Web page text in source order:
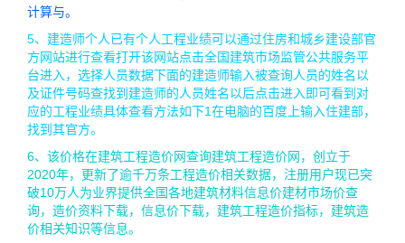
计算与。
5、建造师个人已有个人工程业绩可以通过住房和城乡建设部官
方网站进行查看打开该网站点击全国建筑市场监管公共服务平
台进入，选择人员数据下面的建造师输入被查询人员的姓名以
及证件号码查找到建造师的人员姓名以后点击进入即可看到对
应的工程业绩具体查看方法如下1在电脑的百度上输入住建部，
找到其官方。
6、该价格在建筑工程造价网查询建筑工程造价网，创立于
2020年，更新了逾千万条工程造价相关数据，注册用户现已突
破10万人为业界提供全国各地建筑材料信息价建材市场价查
询，造价资料下载，信息价下载，建筑工程造价指标，建筑造
价相关知识等信息。